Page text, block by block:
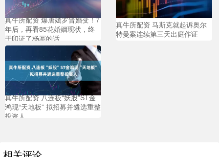
真牛所配资 爆唐嫣罗晋婚变！7
年后，再看85花婚姻现状，终
于印证了杨幂的话
真牛所配资 马斯克就起诉奥尔
特曼案连续第三天出庭作证
真牛所配资 八连板“妖股”ST金
鸿现“天地板” 拟招募并遴选重整
投资人